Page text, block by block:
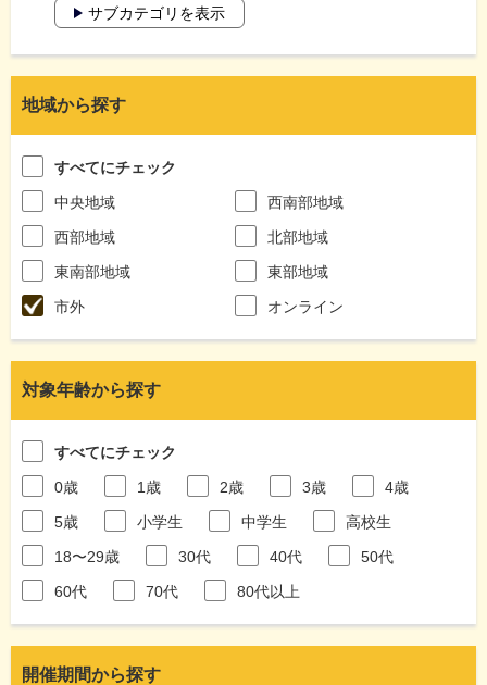
サブカテゴリを表示
地域から探す
すべてにチェック
中央地域
西南部地域
西部地域
北部地域
東南部地域
東部地域
市外
オンライン
対象年齢から探す
すべてにチェック
0歳
1歳 2歳 3歳
4歳
5歳
小学生 中学生
高校生
18〜29歳
30代 40代
50代
60代
70代 80代以上
開催期間から探す